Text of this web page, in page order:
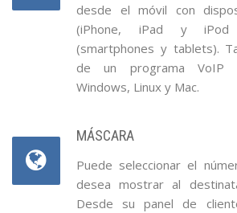
desde el móvil con
(iPhone, iPad y iPod
(smartphones y tablets).
de un programa VoIP
Windows, Linux y Mac.
MÁSCARA
Puede seleccionar el
desea mostrar al
Desde su panel de